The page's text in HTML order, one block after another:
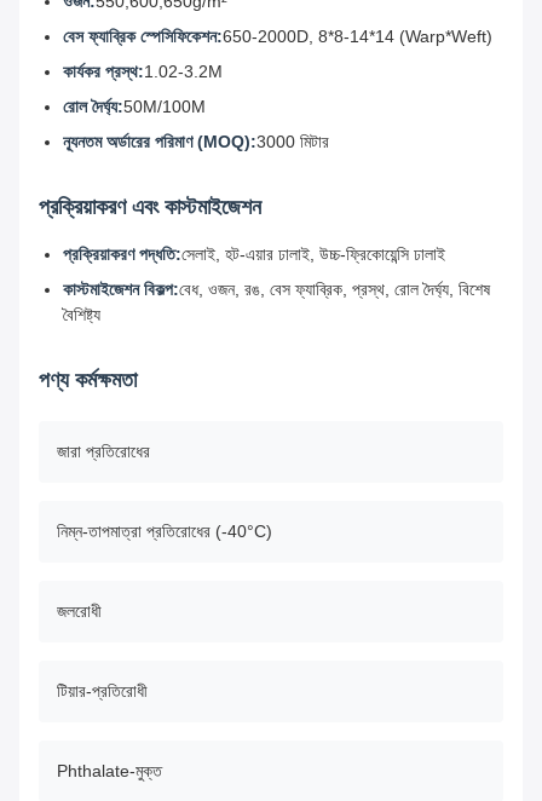
বেস ফ্যাব্রিক স্পেসিফিকেশন:650-2000D, 8*8-14*14 (Warp*Weft)
কার্যকর প্রস্থ:1.02-3.2M
রোল দৈর্ঘ্য:50M/100M
ন্যূনতম অর্ডারের পরিমাণ (MOQ):3000 মিটার
প্রক্রিয়াকরণ এবং কাস্টমাইজেশন
প্রক্রিয়াকরণ পদ্ধতি:সেলাই, হট-এয়ার ঢালাই, উচ্চ-ফ্রিকোয়েন্সি ঢালাই
কাস্টমাইজেশন বিকল্প:বেধ, ওজন, রঙ, বেস ফ্যাব্রিক, প্রস্থ, রোল দৈর্ঘ্য, বিশেষ
বৈশিষ্ট্য
পণ্য কর্মক্ষমতা
জারা প্রতিরোধের
নিম্ন-তাপমাত্রা প্রতিরোধের (-40°C)
জলরোধী
টিয়ার-প্রতিরোধী
Phthalate-মুক্ত